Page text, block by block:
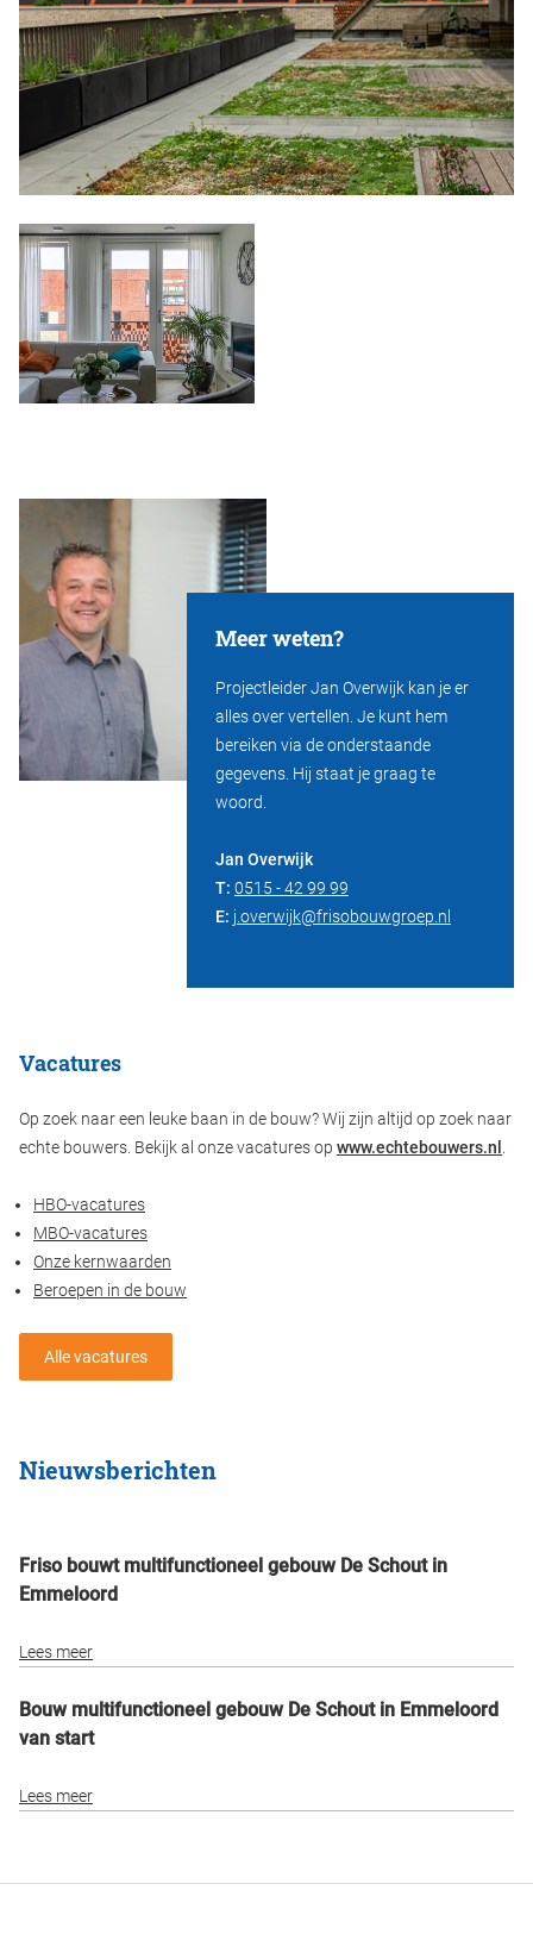
Meer weten?
Projectleider Jan Overwijk kan je er
alles over vertellen. Je kunt hem
bereiken via de onderstaande
gegevens. Hij staat je graag te
woord.
Jan Overwijk
T: 0515 - 42 99 99
E: j.overwijk@frisobouwgroep.nl
Vacatures
Op zoek naar een leuke baan in de bouw? Wij zijn altijd op zoek naar
echte bouwers. Bekijk al onze vacatures op www.echtebouwers.nl
HBO-vacatures
MBO-vacatures
Onze kernwaarden
Beroepen in de bouw
Alle vacatures
Nieuwsberichten
Friso bouwt multifunctioneel gebouw De Schout in
Emmeloord
Lees meer
Bouw multifunctioneel gebouw De Schout in Emmeloord
van start
Lees meer